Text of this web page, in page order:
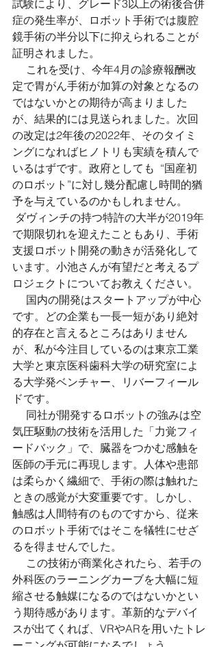
試験により、グレード3以上の術後合併
症の発生率が、ロボット手術では腹腔
鏡手術の半分以下に抑えられることが
証明されました。
定で胃がん手術が加算の対象となるの
ではないかとの期待が高まりました
が、結果的には見送られました。次回
の改定は2年後の2022年、そのタイミ
ングになればヒノトリも実績を積んで
いるはずです。政府としても  “国産初
のロボット”に対し幾分配慮し時間的猶
予を与えているのかもしれません。
で期限切れを迎えたこともあり、手術
支援ロボット開発の動きが活発化して
います。小池さんが有望だと考えるプ
ロジェクトについてお教えください。
です。どの企業も一長一短があり絶対
的存在と言えるところはありません
が、私が今注目しているのは東京工業
大学と東京医科歯科大学の研究室によ
る大学発ベンチャー、リバーフィール
ドです。
気圧駆動の技術を活用した「力覚フィ
ードバック」で、臓器をつかむ感触を
医師の手元に再現します。人体や患部
は柔らかく繊細で、手術の際は触れた
ときの感覚が大変重要です。しかし、
触感は人間特有のものですから、従来
のロボット手術ではそこを犠牲にせざ
るを得ませんでした。
外科医のラーニングカーブを大幅に短
縮させる触媒になるのではないかとい
う期待感があります。革新的なデバイ
スが出てくれば、VRやARを用いたトレ